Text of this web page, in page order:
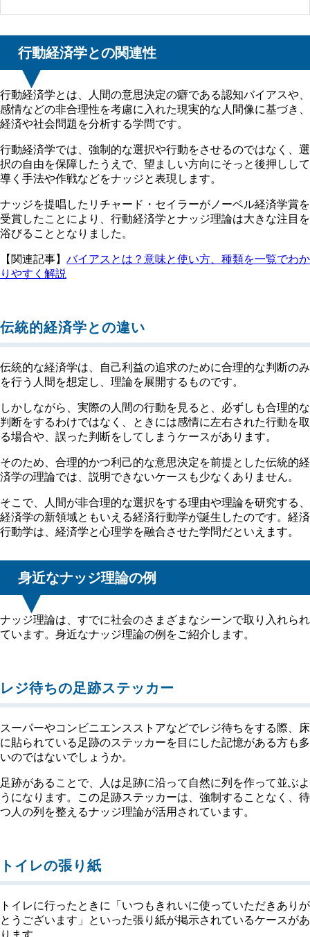
行動経済学との関連性
行動経済学とは、人間の意思決定の癖である認知バイアスや、
感情などの非合理性を考慮に入れた現実的な人間像に基づき、
経済や社会問題を分析する学問です。
行動経済学では、強制的な選択や行動をさせるのではなく、選
択の自由を保障したうえで、望ましい方向にそっと後押しして
導く手法や作戦などをナッジと表現します。
ナッジを提唱したリチャード・セイラーがノーベル経済学賞を
受賞したことにより、行動経済学とナッジ理論は大きな注目を
浴びることとなりました。
【関連記事】 バイアスとは？意味と使い方、種類を一覧でわか
りやすく解説
伝統的経済学との違い
伝統的な経済学は、自己利益の追求のために合理的な判断のみ
を行う人間を想定し、理論を展開するものです。
しかしながら、実際の人間の行動を見ると、必ずしも合理的な
判断をするわけではなく、ときには感情に左右された行動を取
る場合や、誤った判断をしてしまうケースがあります。
そのため、合理的かつ利己的な意思決定を前提とした伝統的経
済学の理論では、説明できないケースも少なくありません。
そこで、人間が非合理的な選択をする理由や理論を研究する、
経済学の新領域ともいえる経済行動学が誕生したのです。経済
行動学は、経済学と心理学を融合させた学問だといえます。
身近なナッジ理論の例
ナッジ理論は、すでに社会のさまざまなシーンで取り入れられ
ています。身近なナッジ理論の例をご紹介します。
レジ待ちの足跡ステッカー
スーパーやコンビニエンスストアなどでレジ待ちをする際、床
に貼られている足跡のステッカーを目にした記憶がある方も多
いのではないでしょうか。
足跡があることで、人は足跡に沿って自然に列を作って並ぶよ
うになります。この足跡ステッカーは、強制することなく、待
つ人の列を整えるナッジ理論が活用されています。
トイレの張り紙
トイレに行ったときに「いつもきれいに使っていただきありが
とうございます」といった張り紙が掲示されているケースがあ